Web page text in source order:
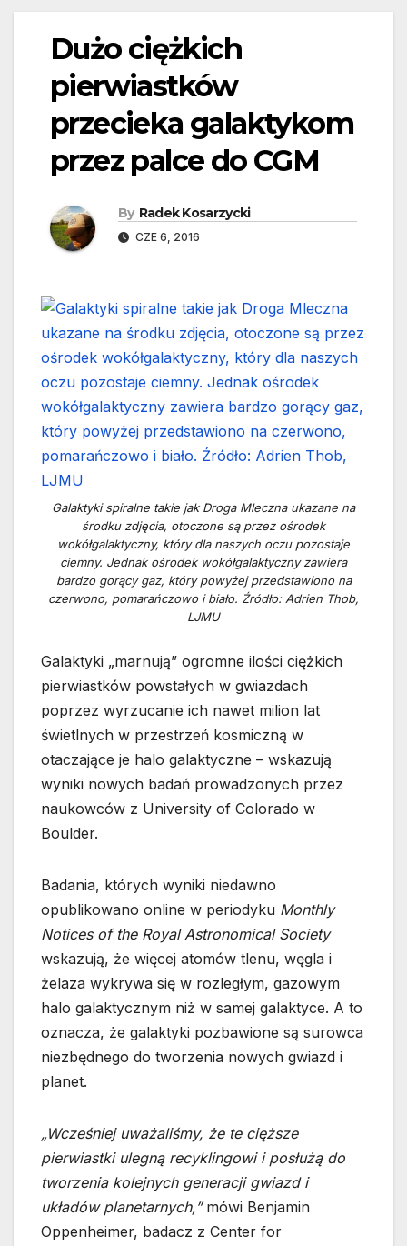
Dużo ciężkich
pierwiastków
przecieka galaktykom
przez palce do CGM
By Radek Kosarzycki
CZE 6, 2016
Galaktyki spiralne takie jak Droga Mleczna ukazane na
środku zdjęcia, otoczone są przez ośrodek
wokółgalaktyczny, który dla naszych oczu pozostaje
ciemny. Jednak ośrodek wokółgalaktyczny zawiera
bardzo gorący gaz, który powyżej przedstawiono na
czerwono, pomarańczowo i biało. Źródło: Adrien Thob,
LJMU
Galaktyki „marnują” ogromne ilości ciężkich
pierwiastków powstałych w gwiazdach
poprzez wyrzucanie ich nawet milion lat
świetlnych w przestrzeń kosmiczną w
otaczające je halo galaktyczne – wskazują
wyniki nowych badań prowadzonych przez
naukowców z University of Colorado w
Boulder.
Badania, których wyniki niedawno
opublikowano online w periodyku Monthly
Notices of the Royal Astronomical Society
wskazują, że więcej atomów tlenu, węgla i
żelaza wykrywa się w rozległym, gazowym
halo galaktycznym niż w samej galaktyce. A to
oznacza, że galaktyki pozbawione są surowca
niezbędnego do tworzenia nowych gwiazd i
planet.
„Wcześniej uważaliśmy, że te cięższe
pierwiastki ulegną recyklingowi i posłużą do
tworzenia kolejnych generacji gwiazd i
układów planetarnych,”mówi Benjamin
Oppenheimer, badacz z Center for